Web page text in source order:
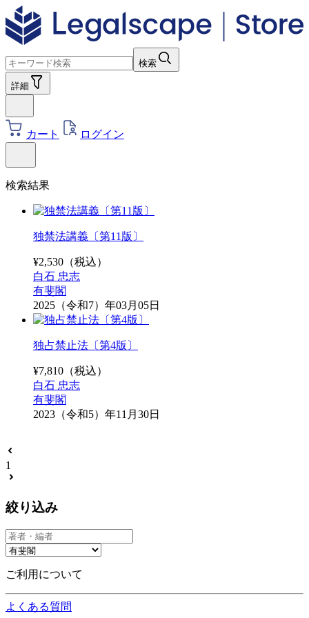
検索
詳細
カート ログイン
検索結果
独禁法講義〔第11版〕
¥2,530 （税込）
白石 忠志
有斐閣
2025（令和7）年03月05日
独占禁止法〔第4版〕
¥7,810 （税込）
白石 忠志
有斐閣
2023（令和5）年11月30日
1
絞り込み
ご利用について
よくある質問